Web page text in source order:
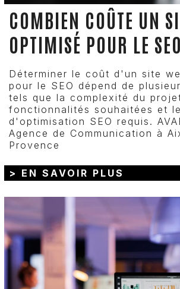
COMBIEN COÛTE UN
OPTIMISÉ POUR LE SEO
Déterminer le coût d'un site
pour le SEO dépend de
tels que la complexité du
fonctionnalités souhaitées et
d'optimisation SEO requis.
Agence de Communication à
Provence
> EN SAVOIR PLUS